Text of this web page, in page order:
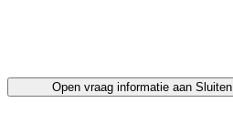
Open vraag informatie aan Sluiten